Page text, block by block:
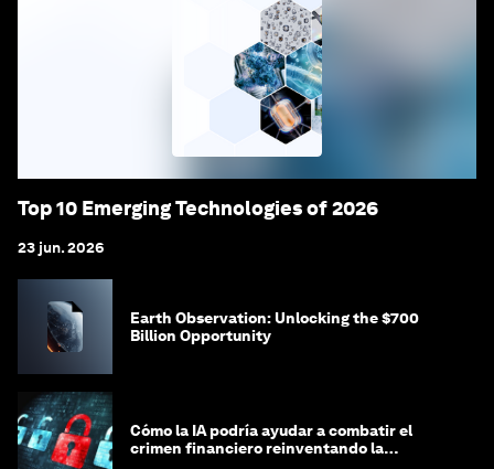
Top 10 Emerging Technologies of 2026
23 jun. 2026
Earth Observation: Unlocking the $700
Billion Opportunity
Cómo la IA podría ayudar a combatir el
crimen financiero reinventando la